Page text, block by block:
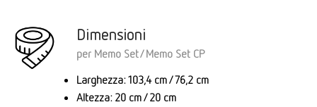
Dimensioni
per Memo Set/ Memo Set CP
Larghezza: 103,4 cm / 76,2 cm
Altezza: 20 cm / 20 cm